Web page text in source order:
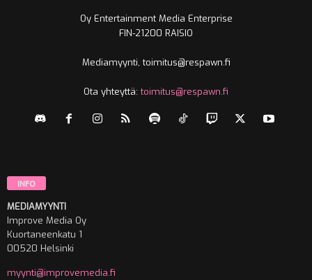
Oy Entertainment Media Enterprise
FIN-21200 RAISIO
Mediamyynti, toimitus@respawn.fi
Ota yhteyttä:toimitus@respawn.fi
INFO
MEDIAMYYNTI
Improve Media Oy
Kuortaneenkatu 1
00520 Helsinki
myynti@improvemedia.fi